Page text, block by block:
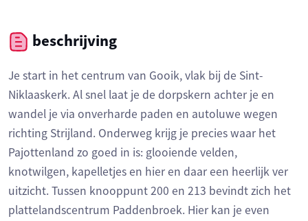
beschrijving
Je start in het centrum van Gooik, vlak bij de Sint-
Niklaaskerk. Al snel laat je de dorpskern achter je en
wandel je via onverharde paden en autoluwe wegen
richting Strijland. Onderweg krijg je precies waar het
Pajottenland zo goed in is: glooiende velden,
knotwilgen, kapelletjes en hier en daar een heerlijk ver
uitzicht. Tussen knooppunt 200 en 213 bevindt zich het
plattelandscentrum Paddenbroek. Hier kan je even